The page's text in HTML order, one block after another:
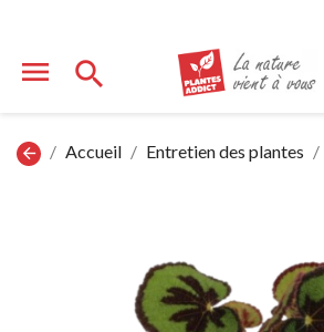
 
arrow_back Accueil Entretien des plantes